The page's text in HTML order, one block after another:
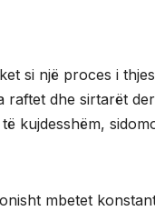
si një proces i
dhe sirtarët
kujdesshëm,
mbetet